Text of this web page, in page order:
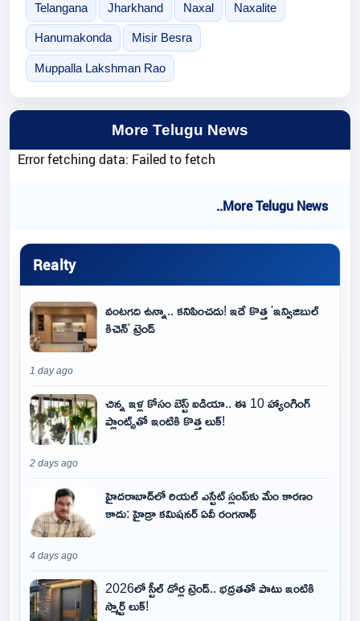
Telangana Jharkhand Naxal Naxalite
Hanumakonda Misir Besra
Muppalla Lakshman Rao
More Telugu News
Error fetching data: Failed to fetch
..More Telugu News
Realty
వంటగది ఉన్నా.. కనిపించదు! ఇదే కొత్త 'ఇన్విజిబుల్
కిచెన్' ట్రెండ్
1 day ago
చిన్న ఇళ్ల కోసం బెస్ట్ ఐడియా.. ఈ 10 హ్యాంగింగ్
ప్లాంట్స్‌తో ఇంటికి కొత్త లుక్!
2 days ago
హైదరాబాద్‌లో రియల్ ఎస్టేట్ స్లంప్‌కు మేం కారణం
కాదు: హైడ్రా కమిషనర్ ఏవీ రంగనాథ్
4 days ago
2026లో స్టీల్ డోర్ల ట్రెండ్.. భద్రతతో పాటు ఇంటికి
స్మార్ట్ లుక్!